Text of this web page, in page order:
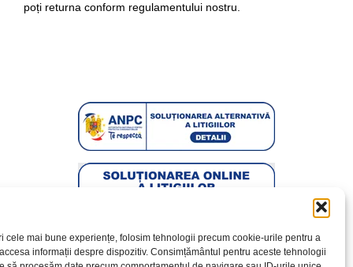
cele mai bune experiențe, folosim tehnologii precum cookie-urile pentru a
informații despre dispozitiv. Consimțământul pentru aceste tehnologii
poți returna conform regulamentului nostru.